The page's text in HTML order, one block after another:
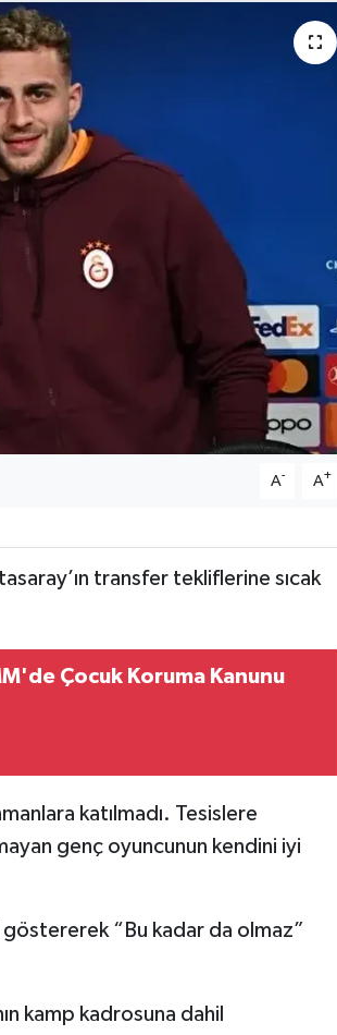
A- A+
transfer tekliflerine sıcak
Çocuk Koruma Kanunu
katılmadı. Tesislere
genç oyuncunun kendini iyi
“Bu kadar da olmaz”
kamp kadrosuna dahil